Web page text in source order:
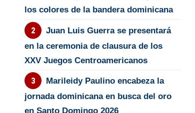
los colores de la bandera dominicana
Juan Luis Guerra se presentará
en la ceremonia de clausura de los
XXV Juegos Centroamericanos
Marileidy Paulino encabeza la
jornada dominicana en busca del oro
en Santo Domingo 2026